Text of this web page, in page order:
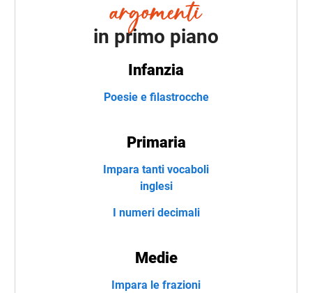
in primo piano
Infanzia
Poesie e filastrocche
Primaria
Impara tanti vocaboli
inglesi
I numeri decimali
Medie
Impara le frazioni